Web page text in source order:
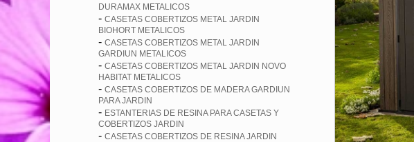
DURAMAX METALICOS
- CASETAS COBERTIZOS METAL JARDIN
BIOHORT METALICOS
- CASETAS COBERTIZOS METAL JARDIN
GARDIUN METALICOS
- CASETAS COBERTIZOS METAL JARDIN NOVO
HABITAT METALICOS
- CASETAS COBERTIZOS DE MADERA GARDIUN
PARA JARDIN
- ESTANTERIAS DE RESINA PARA CASETAS Y
COBERTIZOS JARDIN
- CASETAS COBERTIZOS DE RESINA JARDIN